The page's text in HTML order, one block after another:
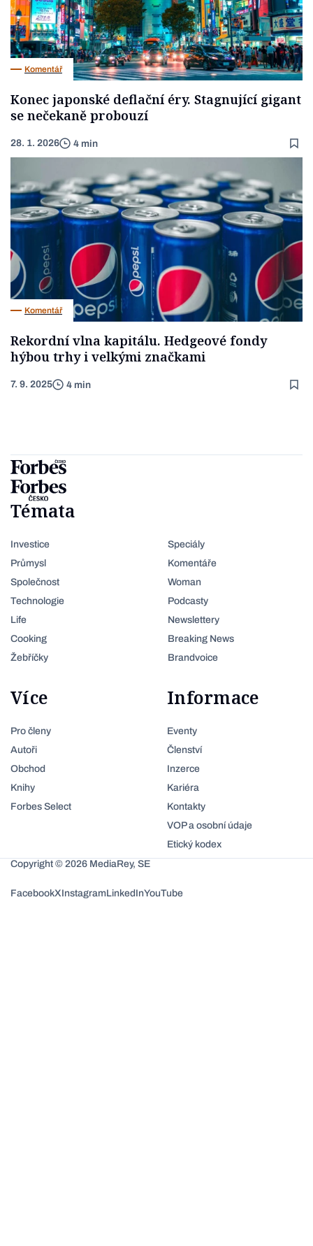
Komentář
Konec japonské deflační éry. Stagnující gigant
se nečekaně probouzí
28. 1. 2026 4 min
Komentář
Rekordní vlna kapitálu. Hedgeové fondy
hýbou trhy i velkými značkami
7. 9. 2025 4 min
Témata
Investice
Průmysl
Společnost
Technologie
Life
Cooking
Žebříčky
Speciály
Komentáře
Woman
Podcasty
Newslettery
Breaking News
Brandvoice
Více
Pro členy
Autoři
Obchod
Knihy
Forbes Select
Informace
Eventy
Členství
Inzerce
Kariéra
Kontakty
VOP a osobní údaje
Etický kodex
Copyright © 2026 MediaRey, SE
FacebookXInstagramLinkedInYouTube